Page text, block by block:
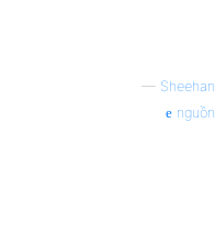
— Sheehan
nguồn